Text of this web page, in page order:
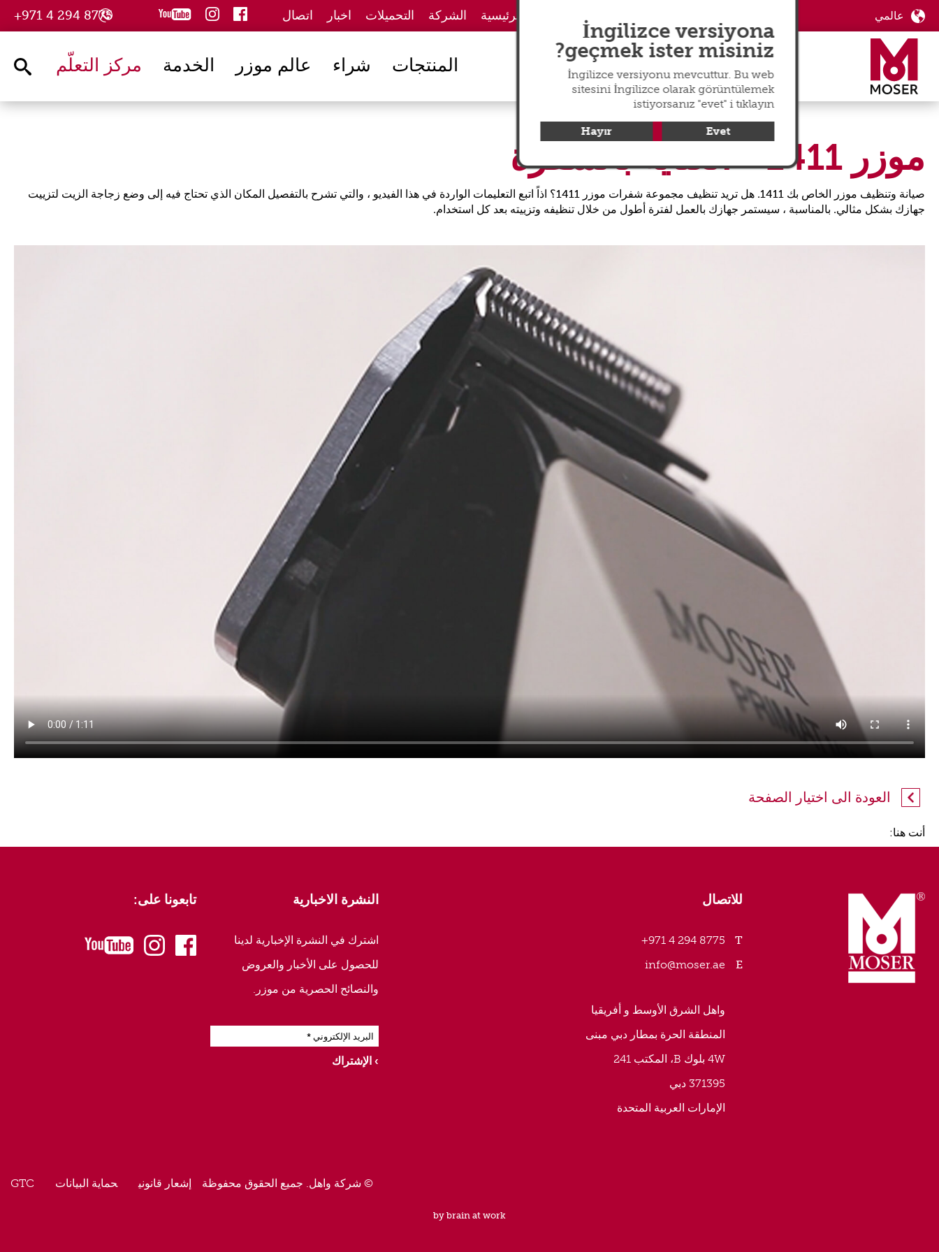
langswitch
عالمي الصفحة الرئيسية الشركة التحميلات اخبار اتصال facebook
instagram
youtube
8775 294 4 971+
المنتجات شراء عالم موزر الخدمة مركز التعلّم
موزر 1411 - العناية بالشفرة
صيانة وتنظيف موزر الخاص بك 1411. هل تريد تنظيف مجموعة شفرات موزر 1411؟ اذاً اتبع التعليمات الواردة في هذا الفيديو ، والتي تشرح بالتفصيل المكان الذي تحتاج فيه إلى وضع زجاجة الزيت لتزييت
جهازك بشكل مثالي. بالمناسبة ، سيستمر جهازك بالعمل لفترة أطول من خلال تنظيفه وتزييته بعد كل استخدام.
العودة الى اختيار الصفحة
أنت هنا:
للاتصال
8775 294 4 971+
info@moser.ae
واهل الشرق الأوسط و أفريقيا
المنطقة الحرة بمطار دبي مبنى
4W بلوك B، المكتب 241
371395 دبي
الإمارات العربية المتحدة
النشرة الاخبارية
اشترك في النشرة الإخبارية لدينا
للحصول على الأخبار والعروض
والنصائح الحصرية من موزر.
الإشتراك
تابعونا على:
facebook
instagram
youtube
© شركة واهل. جميع الحقوق محفوظة إشعار قانوني حماية البيانات GTC
İngilizce versiyona
geçmek ister misiniz?
İngilizce versiyonu mevcuttur. Bu web
sitesini İngilizce olarak görüntülemek
istiyorsanız "evet" i tıklayın
Evet
Hayır
by brain at work